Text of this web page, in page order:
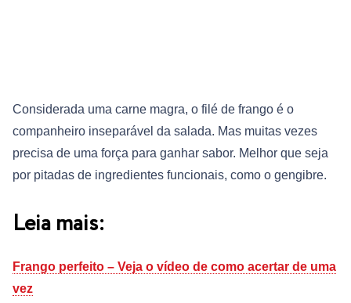
Considerada uma carne magra, o filé de frango é o
companheiro inseparável da salada. Mas muitas vezes
precisa de uma força para ganhar sabor. Melhor que seja
por pitadas de ingredientes funcionais, como o gengibre.
Leia mais:
Frango perfeito – Veja o vídeo de como acertar de uma
vez